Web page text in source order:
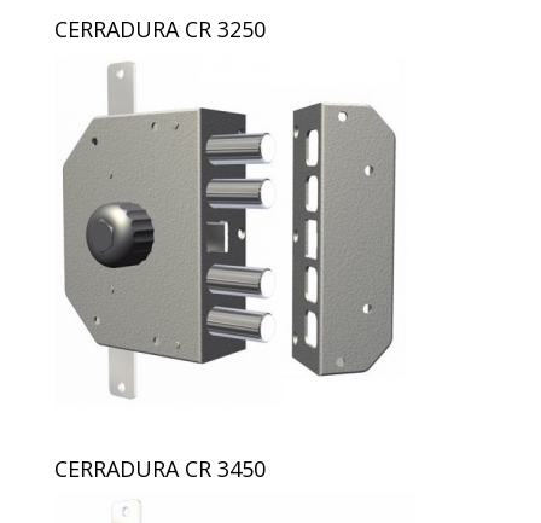
CERRADURA CR 3250
CERRADURA CR 3450